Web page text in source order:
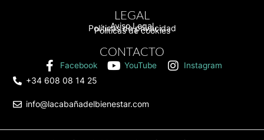
LEGAL
Aviso Legal
Políticas de privacidad
Políticas de cookies
CONTACTO
Facebook YouTube Instagram
+34 608 08 14 25
info@lacabañadelbienestar.com